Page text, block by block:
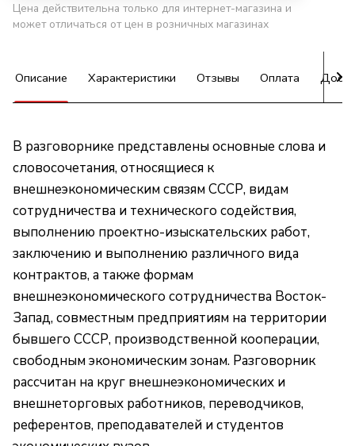
Цена действительна только для интернет-магазина и
может отличаться от цен в розничных магазинах
Описание Характеристики Отзывы Оплата
В разговорнике представлены основные слова и
словосочетания, относящиеся к
внешнеэкономическим связям СССР, видам
сотрудничества и технического содействия,
выполнению проектно-изыскательских работ,
заключению и выполнению различного вида
контрактов, а также формам
внешнеэкономического сотрудничества Восток-
Запад, совместным предприятиям на территории
бывшего СССР, производственной кооперации,
свободным экономическим зонам. Разговорник
рассчитан на круг внешнеэкономических и
внешнеторговых работников, переводчиков,
референтов, преподавателей и студентов